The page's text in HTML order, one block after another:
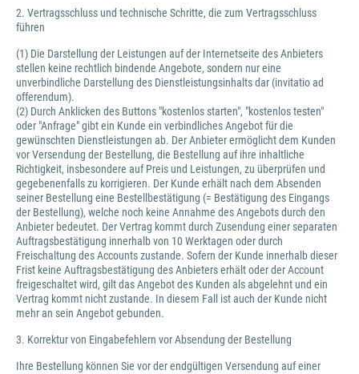
2. Vertragsschluss und technische Schritte, die zum Vertragsschluss
führen
(1) Die Darstellung der Leistungen auf der Internetseite des Anbieters
stellen keine rechtlich bindende Angebote, sondern nur eine
unverbindliche Darstellung des Dienstleistungsinhalts dar (invitatio ad
offerendum).
(2) Durch Anklicken des Buttons "kostenlos starten", "kostenlos testen"
oder "Anfrage" gibt ein Kunde ein verbindliches Angebot für die
gewünschten Dienstleistungen ab. Der Anbieter ermöglicht dem Kunden
vor Versendung der Bestellung, die Bestellung auf ihre inhaltliche
Richtigkeit, insbesondere auf Preis und Leistungen, zu überprüfen und
gegebenenfalls zu korrigieren. Der Kunde erhält nach dem Absenden
seiner Bestellung eine Bestellbestätigung (= Bestätigung des Eingangs
der Bestellung), welche noch keine Annahme des Angebots durch den
Anbieter bedeutet. Der Vertrag kommt durch Zusendung einer separaten
Auftragsbestätigung innerhalb von 10 Werktagen oder durch
Freischaltung des Accounts zustande. Sofern der Kunde innerhalb dieser
Frist keine Auftragsbestätigung des Anbieters erhält oder der Account
freigeschaltet wird, gilt das Angebot des Kunden als abgelehnt und ein
Vertrag kommt nicht zustande. In diesem Fall ist auch der Kunde nicht
mehr an sein Angebot gebunden.
3. Korrektur von Eingabefehlern vor Absendung der Bestellung
Ihre Bestellung können Sie vor der endgültigen Versendung auf einer